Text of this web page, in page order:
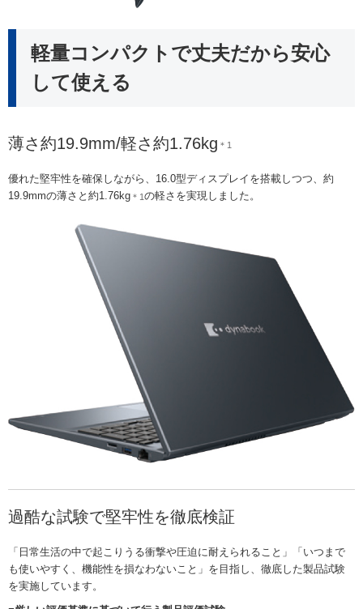
軽量コンパクトで丈夫だから安心
して使える
薄さ約19.9mm/軽さ約1.76kg ＊1
優れた堅牢性を確保しながら、16.0型ディスプレイを搭載しつつ、約
19.9mmの薄さと約1.76kg ＊1の軽さを実現しました。
過酷な試験で堅牢性を徹底検証
「日常生活の中で起こりうる衝撃や圧迫に耐えられること」「いつまで
も使いやすく、機能性を損なわないこと」を目指し、徹底した製品試験
を実施しています。